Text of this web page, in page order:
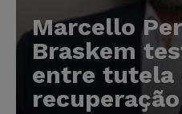
Marcello
Braskem
entre tutela